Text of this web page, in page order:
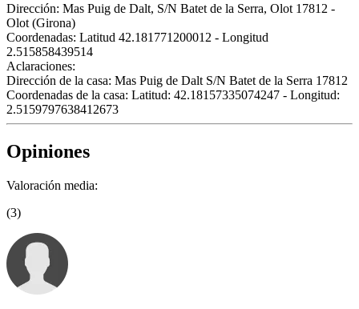
Dirección: Mas Puig de Dalt, S/N Batet de la Serra, Olot 17812 -
Olot (Girona)
Coordenadas: Latitud 42.181771200012 - Longitud
2.515858439514
Aclaraciones:
Dirección de la casa: Mas Puig de Dalt S/N Batet de la Serra 17812
Coordenadas de la casa: Latitud: 42.18157335074247 - Longitud:
2.5159797638412673
Opiniones
Valoración media:
(3)